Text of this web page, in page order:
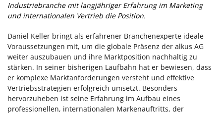
Industriebranche mit langjähriger Erfahrung im Marketing
und internationalen Vertrieb die Position.
Daniel Keller bringt als erfahrener Branchenexperte ideale
Voraussetzungen mit, um die globale Präsenz der alkus AG
weiter auszubauen und ihre Marktposition nachhaltig zu
stärken. In seiner bisherigen Laufbahn hat er bewiesen, dass
er komplexe Marktanforderungen versteht und effektive
Vertriebsstrategien erfolgreich umsetzt. Besonders
hervorzuheben ist seine Erfahrung im Aufbau eines
professionellen, internationalen Markenauftritts, der